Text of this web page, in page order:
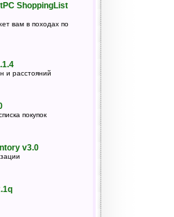
ShoppingList
вам в походах по
и расстояний
покупок
v3.0